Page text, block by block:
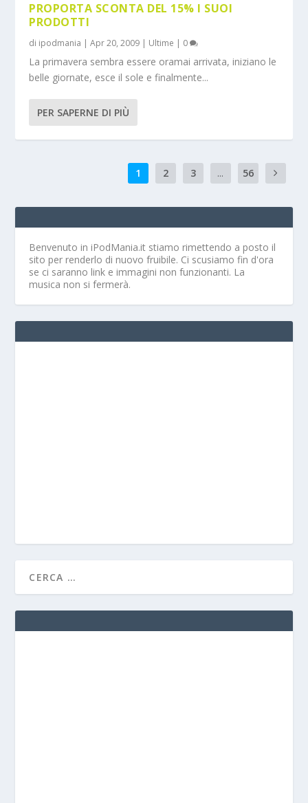
PROPORTA SCONTA DEL 15% I SUOI
PRODOTTI
di ipodmania |Apr 20, 2009 | Ultime | 0
La primavera sembra essere oramai arrivata, iniziano le
belle giornate, esce il sole e finalmente...
PER SAPERNE DI PIÙ
1 2 3 ... 56
Benvenuto in iPodMania.it stiamo rimettendo a posto il
sito per renderlo di nuovo fruibile. Ci scusiamo fin d'ora
se ci saranno link e immagini non funzionanti. La
musica non si fermerà.